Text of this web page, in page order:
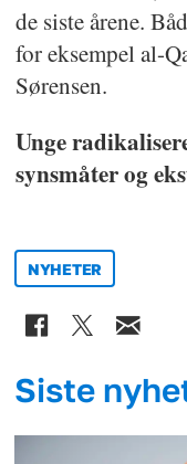
de siste årene.
for eksempel al-
Sørensen.
Unge
synsmåter og
NYHETER
Siste